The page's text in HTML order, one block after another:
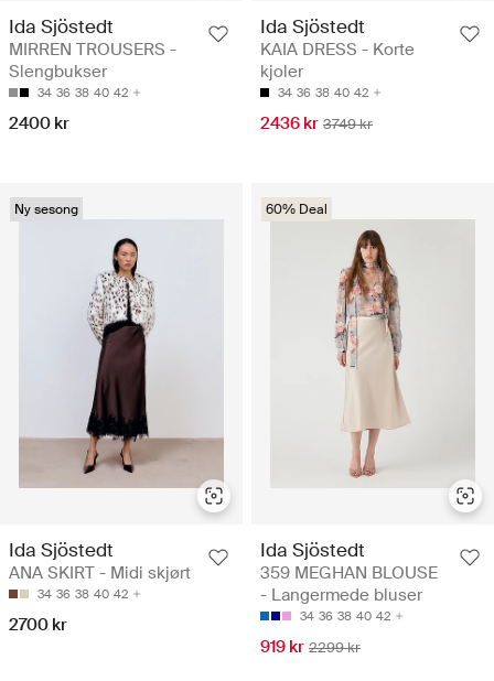
Ida Sjöstedt
MIRREN TROUSERS -
Slengbukser
34 36 38 40 42
2400 kr
Ida Sjöstedt
KAIA DRESS - Korte
kjoler
34 36 38 40 42
2436 kr 3749 kr
Ny sesong
Ida Sjöstedt
ANA SKIRT - Midi skjørt
34 36 38 40 42
2700 kr
60% Deal
Ida Sjöstedt
359 MEGHAN BLOUSE
- Langermede bluser
34 36 38 40 42
919 kr 2299 kr